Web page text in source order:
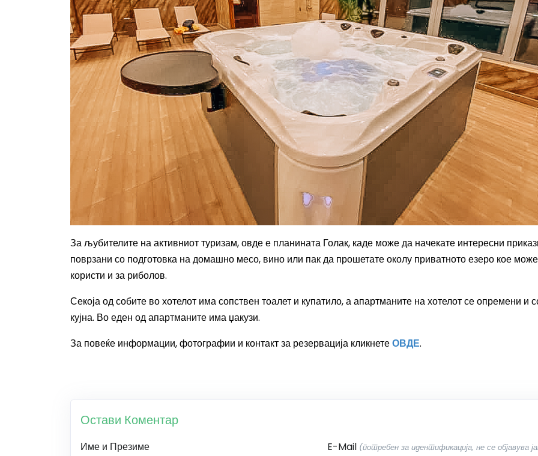
За љубителите на активниот туризам, овде е планината Голак, каде може да начекате интересни
поврзани со подготовка на домашно месо, вино или пак да прошетате околу приватното езеро кое
користи и за риболов.
Секоја од собите во хотелот има сопствен тоалет и купатило, а апартманите на хотелот се опремени и
кујна. Во еден од апартманите има џакузи.
За повеќе информации, фотографии и контакт за резервација кликнетеОВДЕ.
Остави Коментар
Име и Презиме E-Mail (потребен за идентификација, не се објавува